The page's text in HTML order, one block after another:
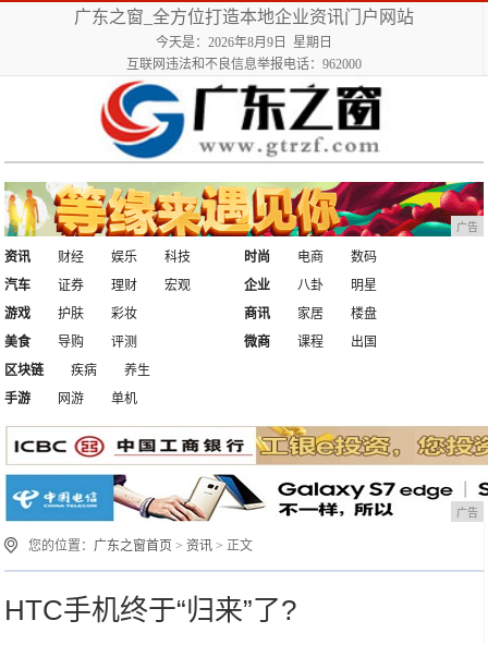
广东之窗_全方位打造本地企业资讯门户网站
今天是：2026年8月9日 星期日
互联网违法和不良信息举报电话：962000
广告
资讯 财经 娱乐
科技
汽车
证券 理财 宏观
时尚 电商
数码
企业
八卦
明星
游戏
护肤
彩妆
美食
导购 评测
商讯 家居
楼盘
微商
课程
出国
区块链
疾病
养生
手游
网游 单机
广告
您的位置： 广东之窗首页 >资讯 > 正文
HTC手机终于“归来”了?